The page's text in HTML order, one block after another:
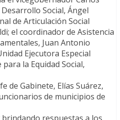
Social, Ángel
de Articulación Social
el coordinador de Asistencia
Juan Antonio
Ejecutora Especial
la Equidad Social,
de Gabinete, Elías Suárez,
de municipios de